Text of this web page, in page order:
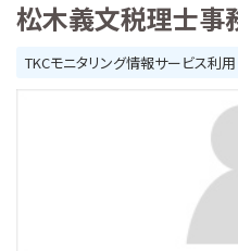
松木義文税理士事
TKCモニタリング情報サービス利用